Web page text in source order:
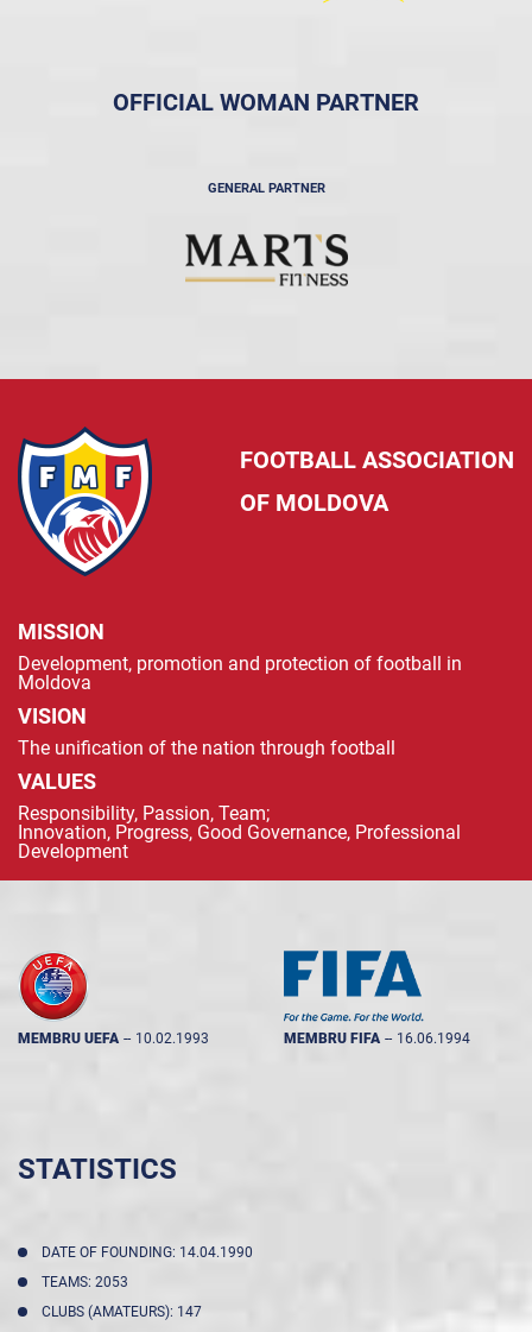
OFFICIAL WOMAN PARTNER
GENERAL PARTNER
FOOTBALL ASSOCIATION
OF MOLDOVA
MISSION
Development, promotion and protection of football in
Moldova
VISION
The unification of the nation through football
VALUES
Responsibility, Passion, Team;
Innovation, Progress, Good Governance, Professional
Development
MEMBRU UEFA -- 10.02.1993 MEMBRU FIFA -- 16.06.1994
STATISTICS
DATE OF FOUNDING: 14.04.1990
TEAMS: 2053
CLUBS (AMATEURS): 147